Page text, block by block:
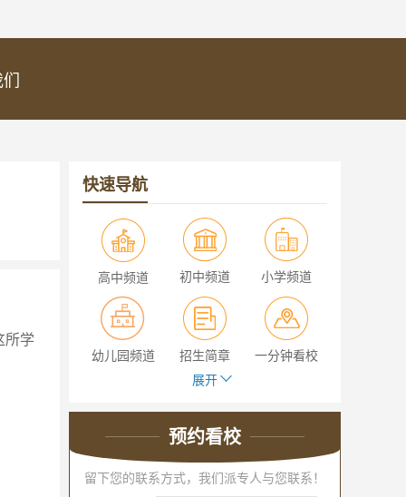
所学
快速导航
高中频道 初中频道 小学频道
幼儿园频道 招生简章
一分钟看校
展开
预约看校
留下您的联系方式，我们派专人与您联系！